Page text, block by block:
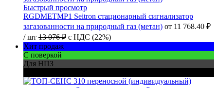
Быстрый просмотр
RGDMETMP1 Seitron стационарный сигнализатор
загазованности на природный газ (метан) от 11 768.40 ₽
/ шт 13 076 ₽ с НДС (22%)
Хит продаж
С поверкой
Для НПЗ